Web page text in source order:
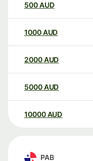
500AUD
1000AUD
2000AUD
5000AUD
10000 AUD
PAB